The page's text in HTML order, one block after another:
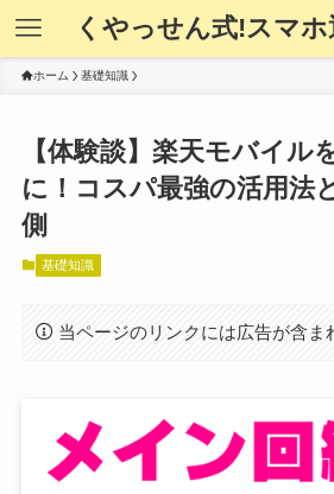
くやっせん式!スマ
ホーム 基礎知識
【体験談】楽天モバイル
に！コスパ最強の活用法
側
基礎知識
当ページのリンクには広告が含ま